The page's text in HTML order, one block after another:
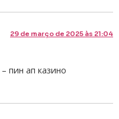
29 de março de 2025 às 21:04
– пин ап казино